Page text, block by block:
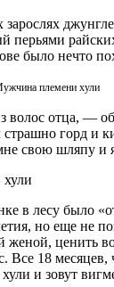
зарослях
было нечто
волос отца, —
горд и
свою шляпу и
в лесу было
но еще не
женой, ценить
Все 18
и зовут